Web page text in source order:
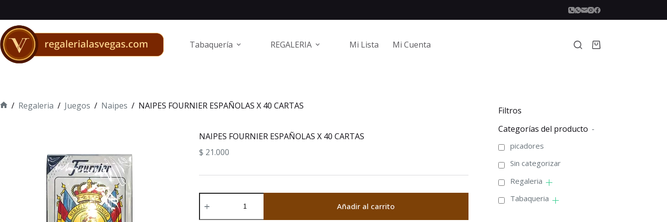
contenido
Tabaquería
REGALERIA Mi Lista Mi Cuenta
Carro
/ Regaleria / Juegos / Naipes / NAIPES FOURNIER ESPAÑOLAS X 40 CARTAS
NAIPES FOURNIER ESPAÑOLAS X 40 CARTAS
$ 21.000
NAIPES
FOURNIER
ESPAÑOLAS
Añadir al carrito
Filtros
Categorías del producto -
picadores
Sin categorizar
Regaleria
Tabaqueria